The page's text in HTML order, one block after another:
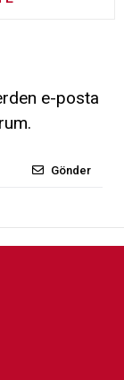
e-posta
Gönder